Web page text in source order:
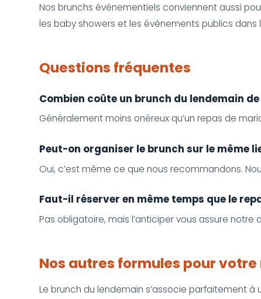
Nos brunchs événementiels conviennent aussi
les baby showers et les événements publics dans
Questions fréquentes
Combien coûte un brunch du lendemain
Généralement moins onéreux qu’un repas de
Peut-on organiser le brunch sur le même
Oui, c’est même ce que nous recommandons.
Faut-il réserver en même temps que le
Pas obligatoire, mais l’anticiper vous assure
Nos autres formules pour
Le brunch du lendemain s’associe parfaitement à